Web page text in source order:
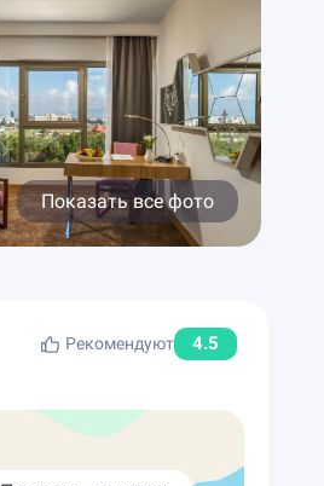
Показать все фото
Рекомендуют 4.5